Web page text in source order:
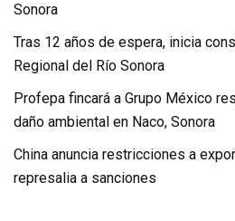
Sonora
Tras 12 años de espera, inicia
Regional del Río Sonora
Profepa fincará a Grupo México
daño ambiental en Naco, Sonora
China anuncia restricciones a
represalia a sanciones